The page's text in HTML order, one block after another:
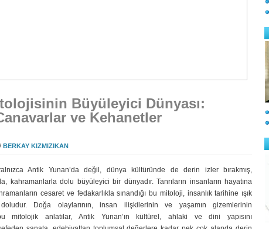
Büyüleyici Dünyası:
ve Kehanetler
BERKAY KIZMIZIKAN
Antik Yunan’da değil, dünya kültüründe de derin izler bırakmış,
kahramanlarla dolu büyüleyici bir dünyadır. Tanrıların insanların hayatına
cesaret ve fedakarlıkla sınandığı bu mitoloji, insanlık tarihine ışık
Doğa olaylarının, insan ilişkilerinin ve yaşamın gizemlerinin
bu mitolojik anlatılar, Antik Yunan’ın kültürel, ahlaki ve dini yapısını